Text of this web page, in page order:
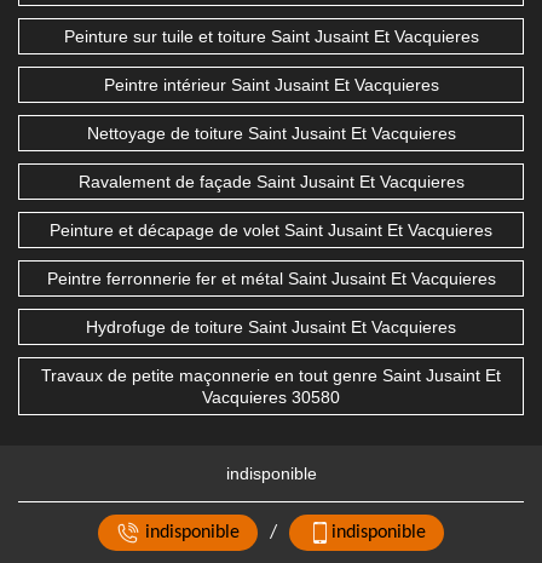
Peinture sur tuile et toiture Saint Jusaint Et Vacquieres
Peintre intérieur Saint Jusaint Et Vacquieres
Nettoyage de toiture Saint Jusaint Et Vacquieres
Ravalement de façade Saint Jusaint Et Vacquieres
Peinture et décapage de volet Saint Jusaint Et Vacquieres
Peintre ferronnerie fer et métal Saint Jusaint Et Vacquieres
Hydrofuge de toiture Saint Jusaint Et Vacquieres
Travaux de petite maçonnerie en tout genre Saint Jusaint Et
Vacquieres 30580
indisponible
indisponible / indisponible